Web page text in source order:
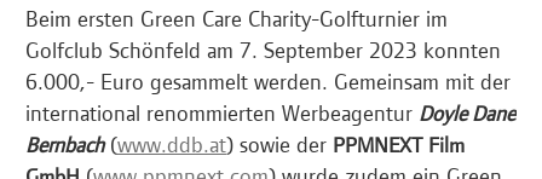
Beim ersten Green Care Charity-Golfturnier im
Golfclub Schönfeld am 7. September 2023 konnten
6.000,- Euro gesammelt werden. Gemeinsam mit der
international renommierten Werbeagentur Doyle Dane
Bernbach(www.ddb.at) sowie der PPMNEXT Film